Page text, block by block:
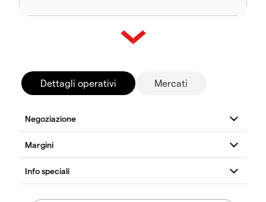
Dettagli operativi Mercati